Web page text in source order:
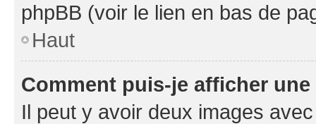
phpBB (voir le lien en bas de
Haut
Comment puis-je afficher
Il peut y avoir deux images